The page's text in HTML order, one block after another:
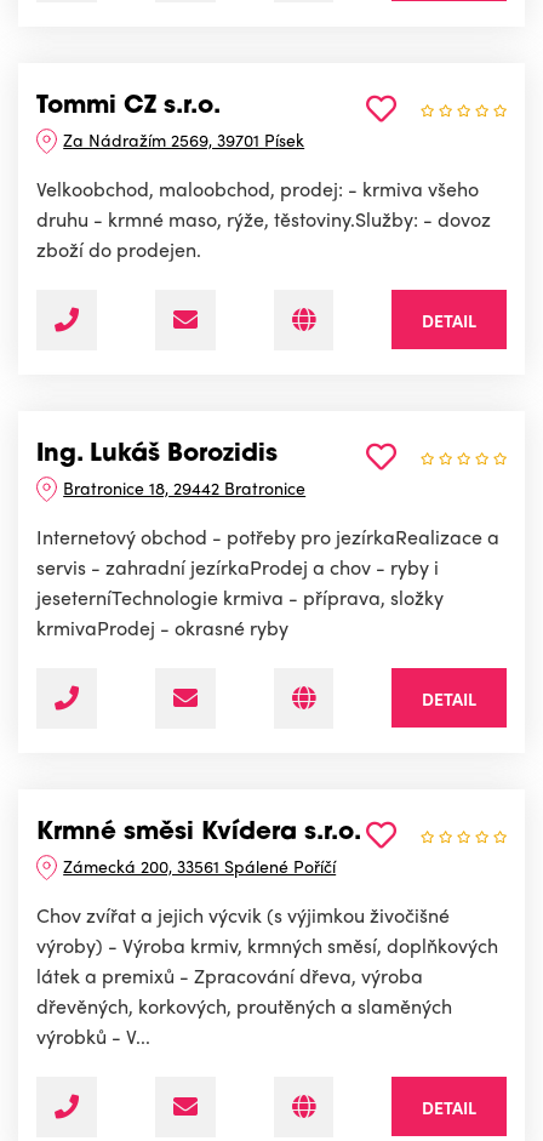
Tommi CZ s.r.o.
Za Nádražím 2569, 39701 Písek
Velkoobchod, maloobchod, prodej: - krmiva všeho
druhu - krmné maso, rýže, těstoviny.Služby: - dovoz
zboží do prodejen.
DETAIL
Ing. Lukáš Borozidis
Bratronice 18, 29442 Bratronice
Internetový obchod - potřeby pro jezírkaRealizace a
servis - zahradní jezírkaProdej a chov - ryby i
jeseterníTechnologie krmiva - příprava, složky
krmivaProdej - okrasné ryby
DETAIL
Krmné směsi Kvídera s.r.o.
Zámecká 200, 33561 Spálené Poříčí
Chov zvířat a jejich výcvik (s výjimkou živočišné
výroby) - Výroba krmiv, krmných směsí, doplňkových
látek a premixů - Zpracování dřeva, výroba
dřevěných, korkových, proutěných a slaměných
výrobků - V...
DETAIL